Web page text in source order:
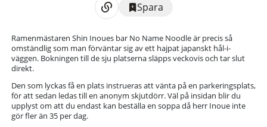
Spara
Ramenmästaren Shin Inoues bar No Name Noodle är precis så
omständlig som man förväntar sig av ett hajpat japanskt hål-i-
väggen. Bokningen till de sju platserna släpps veckovis och tar slut
direkt.
Den som lyckas få en plats instrueras att vänta på en parkeringsplats,
för att sedan ledas till en anonym skjutdörr. Väl på insidan blir du
upplyst om att du endast kan beställa en soppa då herr Inoue inte
gör fler än 35 per dag.